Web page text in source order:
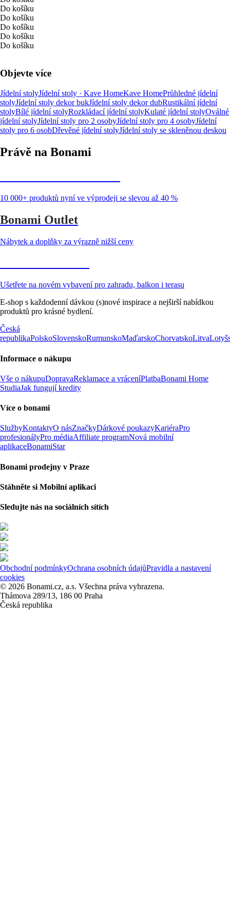
Do košíku
Do košíku
Do košíku
Do košíku
Do košíku
Objevte více
Jídelní stolyJídelní stoly · Kave HomeKave HomePrůhledné jídelní
stolyJídelní stoly dekor bukJídelní stoly dekor dubRustikální jídelní
stolyBílé jídelní stolyRozkládací jídelní stolyKulaté jídelní stolyOválné
jídelní stolyJídelní stoly pro 2 osobyJídelní stoly pro 4 osobyJídelní
stoly pro 6 osobDřevěné jídelní stolyJídelní stoly se skleněnou deskou
Právě na Bonami
10 000+ produktů nyní ve výprodeji se slevou až 40 %
Bonami Outlet
Nábytek a doplňky za výrazně nižší ceny
Ušetřete na novém vybavení pro zahradu, balkon i terasu
E-shop s každodenní dávkou (s)nové inspirace a nejširší nabídkou
produktů pro krásné bydlení.
Česká
republikaPolskoSlovenskoRumunskoMaďarskoChorvatskoLitva
Informace o nákupu
Vše o nákupuDopravaReklamace a vráceníPlatbaBonami Home
StudiaJak fungují kredity
Více o bonami
SlužbyKontaktyO násZnačkyDárkové poukazyKariéraPro
profesionályPro médiaAffiliate programNová mobilní
aplikaceBonamiStar
Bonami prodejny v Praze
Stáhněte si Mobilní aplikaci
Sledujte nás na sociálních sítích
Obchodní podmínkyOchrana osobních údajůPravidla a nastavení
cookies
© 2026 Bonami.cz, a.s. Všechna práva vyhrazena.
Thámova 289/13, 186 00 Praha
Česká republika